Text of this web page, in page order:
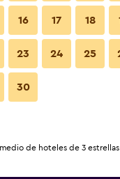
16 17 18
23 24 25
30
de hoteles de 3 estrellas